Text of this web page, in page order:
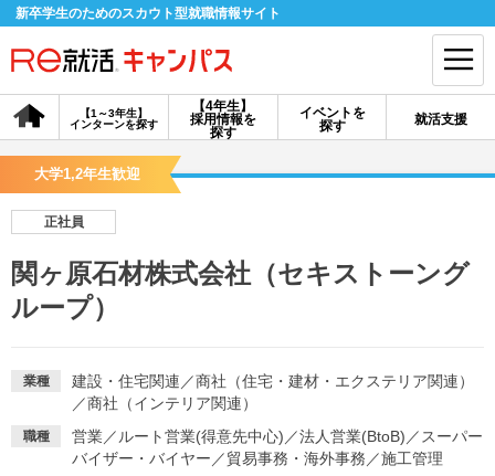
新卒学生のためのスカウト型就職情報サイト
【4年生】
採用情報を
探す
【1～3年生】
インターンを探す
イベントを
探す
就活支援
会員登録 ログイン
探す
【4年生】
イベントを探す スカウト
大学1,2年生歓迎
正社員
関ヶ原石材株式会社（セキストーング
ループ）
業種 建設・住宅関連 ／商社（住宅・建材・エクステリア関連）
／商社（インテリア関連）
職種 営業／ ルート営業(得意先中心) ／法人営業(BtoB) ／ スーパー
バイザー・バイヤー ／貿易事務・海外事務 ／施工管理